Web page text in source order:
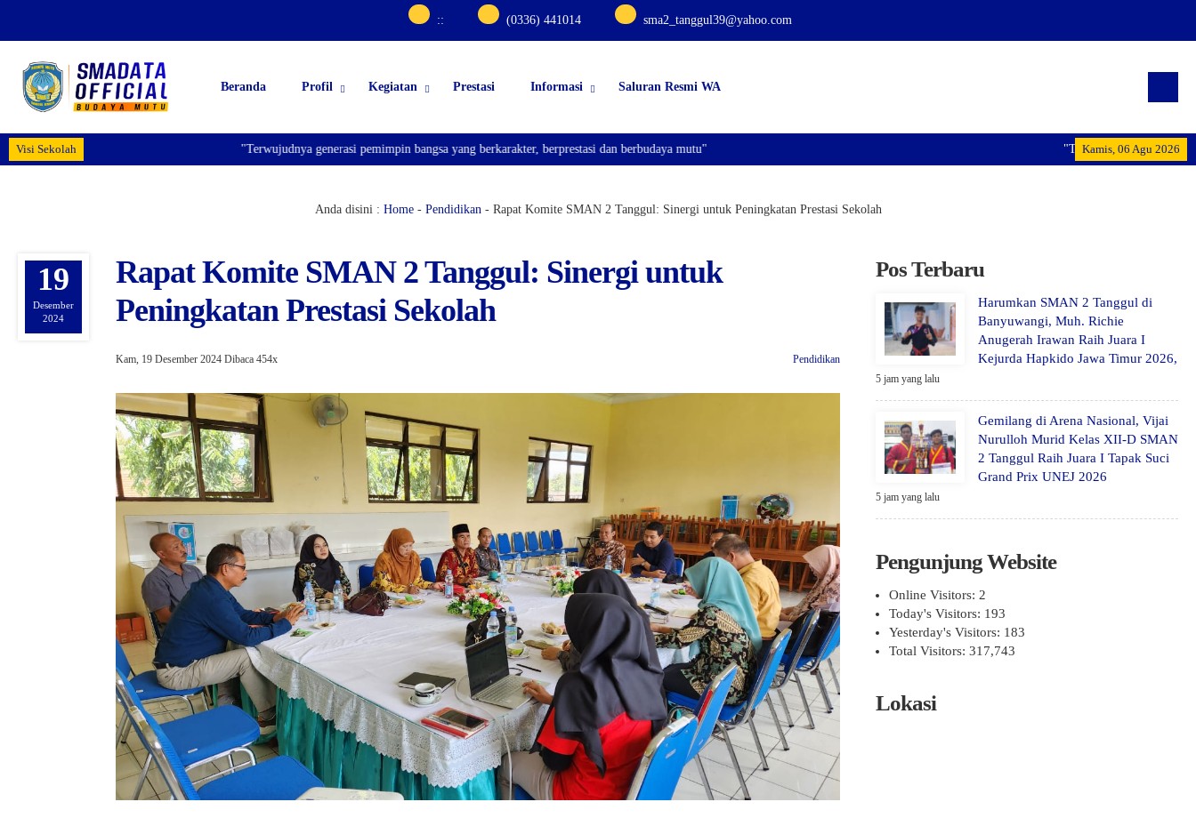
:: (0336) 441014 sma2_tanggul39@yahoo.com
Beranda Profil Kegiatan Prestasi Informasi Saluran Resmi WA
Visi Sekolah Kamis, 06 Agu 2026
"Terwujudnya generasi pemimpin
"Terwujudnya generasi pemimpin bangsa yang berkarakter, berprestasi dan berbudaya mutu"
Anda disini : Home- Pendidikan- Rapat Komite SMAN 2 Tanggul: Sinergi untuk Peningkatan Prestasi Sekolah
19
Desember
2024
Rapat Komite SMAN 2 Tanggul: Sinergi untuk
Peningkatan Prestasi Sekolah
Kam, 19 Desember 2024 Dibaca 454x Pendidikan
Pos Terbaru
Harumkan SMAN 2 Tanggul di
Banyuwangi, Muh. Richie
Anugerah Irawan Raih Juara I
Kejurda Hapkido Jawa Timur 2026,
5 jam yang lalu
Gemilang di Arena Nasional, Vijai
Nurulloh Murid Kelas XII-D SMAN
2 Tanggul Raih Juara I Tapak Suci
Grand Prix UNEJ 2026
5 jam yang lalu
Pengunjung Website
Online Visitors: 2
Today's Visitors: 193
Yesterday's Visitors: 183
Total Visitors: 317,743
Lokasi